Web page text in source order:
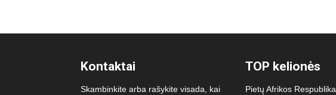
Kontaktai
Skambinkite arba rašykite visada, kai
TOP kelionės
Pietų Afrikos Respublika